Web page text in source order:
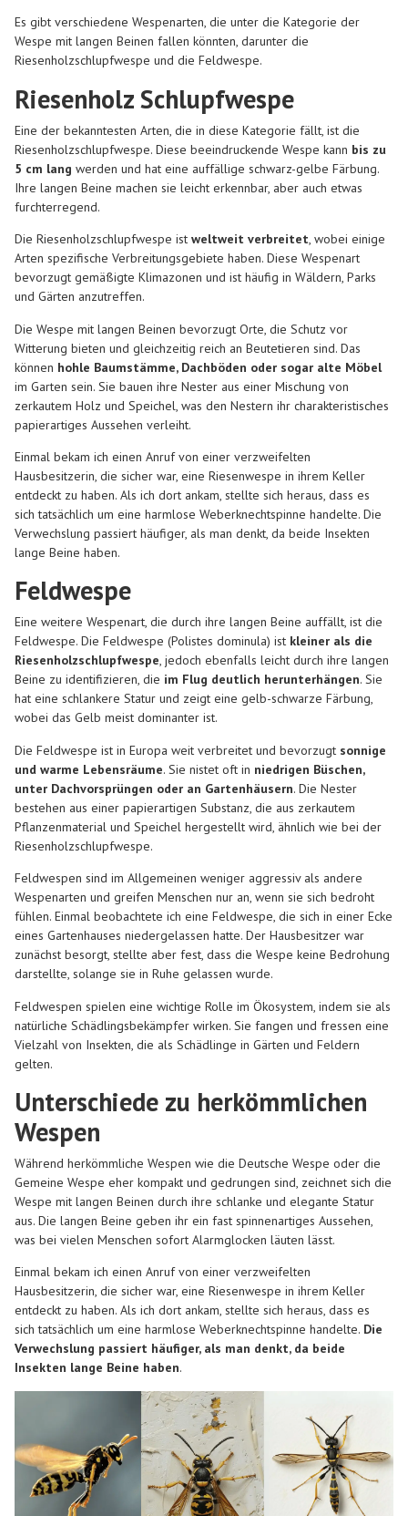
Es gibt verschiedene Wespenarten, die unter die Kategorie der
Wespe mit langen Beinen fallen könnten, darunter die
Riesenholzschlupfwespe und die Feldwespe.
Riesenholz Schlupfwespe
Eine der bekanntesten Arten, die in diese Kategorie fällt, ist die
Riesenholzschlupfwespe. Diese beeindruckende Wespe kann bis zu
5 cm lang werden und hat eine auffällige schwarz-gelbe Färbung.
Ihre langen Beine machen sie leicht erkennbar, aber auch etwas
furchterregend.
Die Riesenholzschlupfwespe ist weltweit verbreitet, wobei einige
Arten spezifische Verbreitungsgebiete haben. Diese Wespenart
bevorzugt gemäßigte Klimazonen und ist häufig in Wäldern, Parks
und Gärten anzutreffen.
Die Wespe mit langen Beinen bevorzugt Orte, die Schutz vor
Witterung bieten und gleichzeitig reich an Beutetieren sind. Das
können hohle Baumstämme, Dachböden oder sogar alte Möbel
im Garten sein. Sie bauen ihre Nester aus einer Mischung von
zerkautem Holz und Speichel, was den Nestern ihr charakteristisches
papierartiges Aussehen verleiht.
Einmal bekam ich einen Anruf von einer verzweifelten
Hausbesitzerin, die sicher war, eine Riesenwespe in ihrem Keller
entdeckt zu haben. Als ich dort ankam, stellte sich heraus, dass es
sich tatsächlich um eine harmlose Weberknechtspinne handelte. Die
Verwechslung passiert häufiger, als man denkt, da beide Insekten
lange Beine haben.
Feldwespe
Eine weitere Wespenart, die durch ihre langen Beine auffällt, ist die
Feldwespe. Die Feldwespe (Polistes dominula) ist kleiner als die
Riesenholzschlupfwespe, jedoch ebenfalls leicht durch ihre langen
Beine zu identifizieren, die im Flug deutlich herunterhängen. Sie
hat eine schlankere Statur und zeigt eine gelb-schwarze Färbung,
wobei das Gelb meist dominanter ist.
Die Feldwespe ist in Europa weit verbreitet und bevorzugt sonnige
und warme Lebensräume. Sie nistet oft in niedrigen Büschen,
unter Dachvorsprüngen oder an Gartenhäusern. Die Nester
bestehen aus einer papierartigen Substanz, die aus zerkautem
Pflanzenmaterial und Speichel hergestellt wird, ähnlich wie bei der
Riesenholzschlupfwespe.
Feldwespen sind im Allgemeinen weniger aggressiv als andere
Wespenarten und greifen Menschen nur an, wenn sie sich bedroht
fühlen. Einmal beobachtete ich eine Feldwespe, die sich in einer Ecke
eines Gartenhauses niedergelassen hatte. Der Hausbesitzer war
zunächst besorgt, stellte aber fest, dass die Wespe keine Bedrohung
darstellte, solange sie in Ruhe gelassen wurde.
Feldwespen spielen eine wichtige Rolle im Ökosystem, indem sie als
natürliche Schädlingsbekämpfer wirken. Sie fangen und fressen eine
Vielzahl von Insekten, die als Schädlinge in Gärten und Feldern
gelten.
Unterschiede zu herkömmlichen
Wespen
Während herkömmliche Wespen wie die Deutsche Wespe oder die
Gemeine Wespe eher kompakt und gedrungen sind, zeichnet sich die
Wespe mit langen Beinen durch ihre schlanke und elegante Statur
aus. Die langen Beine geben ihr ein fast spinnenartiges Aussehen,
was bei vielen Menschen sofort Alarmglocken läuten lässt.
Einmal bekam ich einen Anruf von einer verzweifelten
Hausbesitzerin, die sicher war, eine Riesenwespe in ihrem Keller
entdeckt zu haben. Als ich dort ankam, stellte sich heraus, dass es
sich tatsächlich um eine harmlose Weberknechtspinne handelte. Die
Verwechslung passiert häufiger, als man denkt, da beide
Insekten lange Beine haben.